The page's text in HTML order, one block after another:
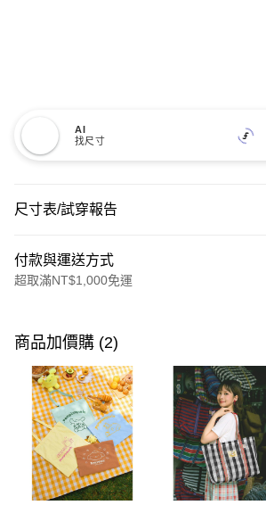
AI
找尺寸
尺寸表/試穿報告
付款與運送方式
超取滿NT$1,000免運
信用卡一次付款
購物金
超商取貨付款
LINE Pay
街口支付
商品加價購 (2)